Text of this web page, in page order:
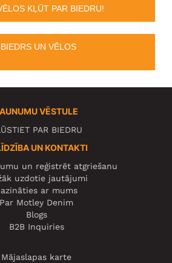
KĻŪT PAR BIEDRU!
UN VĒLOS
VĒSTULE
PAR BIEDRU
UN KONTAKTI
un reģistrēt atgriešanu
uzdotie jautājumi
ar mums
Par Motley Denim
Blogs
B2B Inquiries
Mājaslapas karte